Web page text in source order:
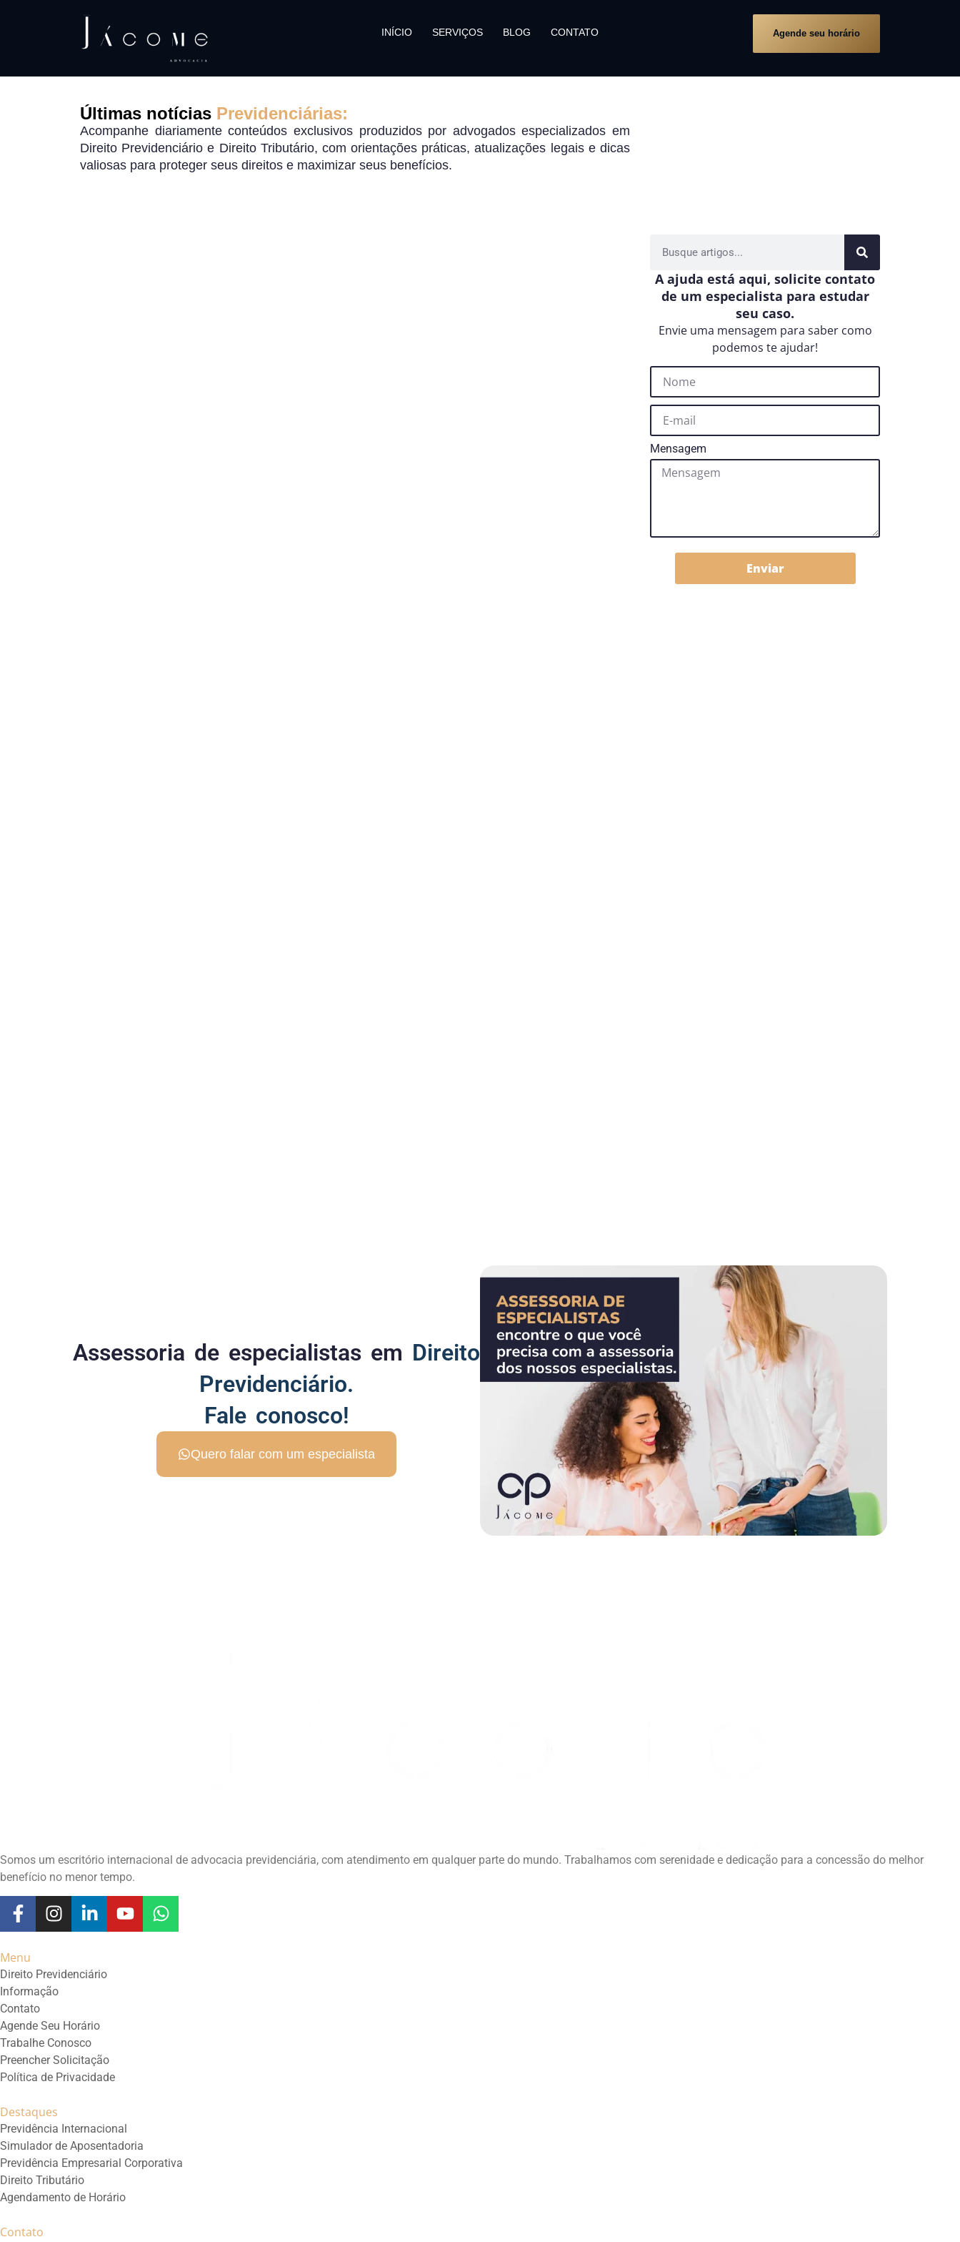
INÍCIO SERVIÇOS BLOG CONTATO Agende seu horário
Últimas notícias Previdenciárias:
Acompanhe diariamente conteúdos exclusivos produzidos por advogados especializados em
Direito Previdenciário e Direito Tributário, com orientações práticas, atualizações legais e dicas
valiosas para proteger seus direitos e maximizar seus benefícios.
A ajuda está aqui, solicite contato
de um especialista para estudar
seu caso.
Envie uma mensagem para saber como
podemos te ajudar!
Mensagem
Enviar
Assessoria de especialistas em Direito
Previdenciário.
Fale conosco!
Quero falar com um especialista
Somos um escritório internacional de advocacia previdenciária, com atendimento em qualquer parte do mundo. Trabalhamos com serenidade e dedicação para a concessão do melhor
benefício no menor tempo.
Menu
Direito Previdenciário
Informação
Contato
Agende Seu Horário
Trabalhe Conosco
Preencher Solicitação
Política de Privacidade
Destaques
Previdência Internacional
Simulador de Aposentadoria
Previdência Empresarial Corporativa
Direito Tributário
Agendamento de Horário
Contato